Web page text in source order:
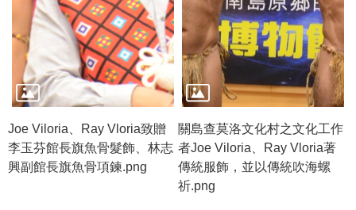
施
務
服
務
信
箱
Joe Viloria、Ray Vloria致贈
李玉芬館長旗魚骨髮飾、林志
興副館長旗魚骨項鍊.png
關島查莫洛文化村之文化工作
者Joe Viloria、Ray Vloria著
傳統服飾，並以傳統吹海螺
祈.png